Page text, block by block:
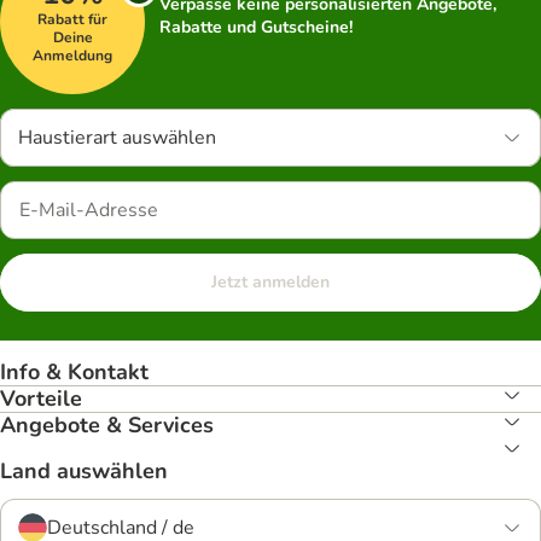
Rabatt für
Deine
Anmeldung
Rabatte und Gutscheine!
Haustierart auswählen
Jetzt anmelden
Info & Kontakt
Vorteile
Angebote & Services
Land auswählen
Deutschland / de